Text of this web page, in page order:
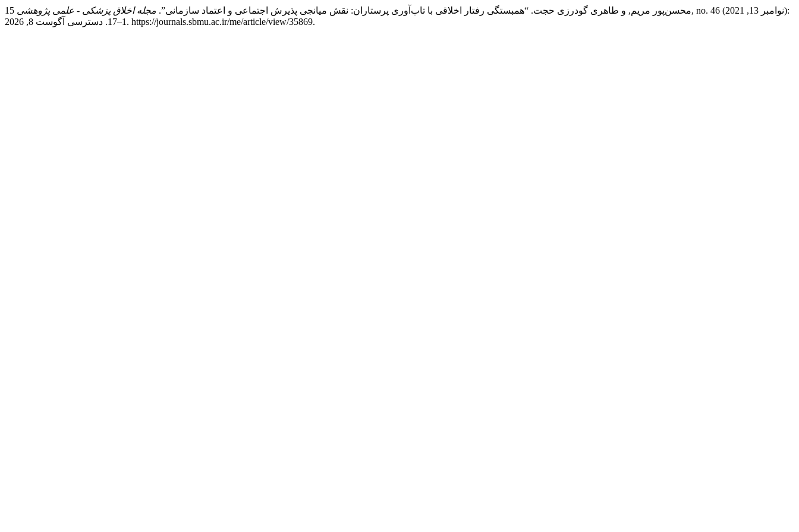
محسن‌پور مریم, و طاهری گودرزی حجت. “همبستگی رفتار اخلاقی با تاب‌آوری پرستاران: نقش میانجی پذیرش اجتماعی و اعتماد سازمانی”. مجله اخلاق پزشکی - علمی پژوهشی 15, no. 46 (نوامبر 13, 2021):
1–17. دسترسی آگوست 8, 2026. https://journals.sbmu.ac.ir/me/article/view/35869.